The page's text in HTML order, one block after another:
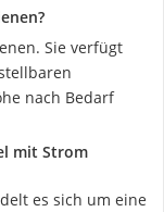
Sie verfügt
nach Bedarf
mit Strom
es sich um eine